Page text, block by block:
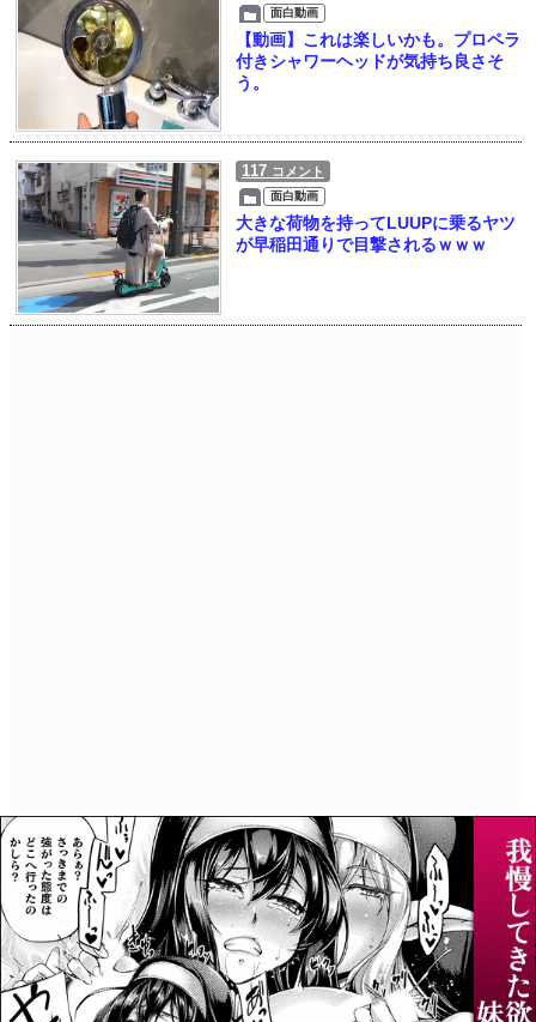
面白動画
【動画】これは楽しいかも。プロペラ
付きシャワーヘッドが気持ち良さそ
う。
117 コメント
面白動画
大きな荷物を持ってLUUPに乗るヤツ
が早稲田通りで目撃されるｗｗｗ